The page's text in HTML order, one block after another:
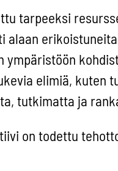
tarpeeksi
alaan
ympäristöön
elimiä, kuten
tutkimatta ja
on todettu